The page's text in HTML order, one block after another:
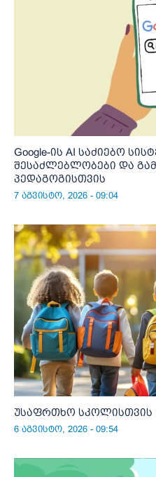
Google-ის AI საძიებო
შესაძლებლობები და
პედაგოგისთვის
7 აგვისტო, 2026 - 09:04
უსაფრთხო სკოლისთვის
6 აგვისტო, 2026 - 09:54